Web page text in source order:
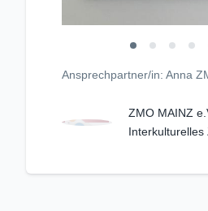
Ansprechpartner/in: Anna
ZMO MAINZ
Interkulturelles